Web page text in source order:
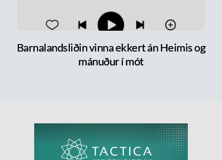
Barnalandsliðin vinna ekkert án Heimis og
mánuður í mót